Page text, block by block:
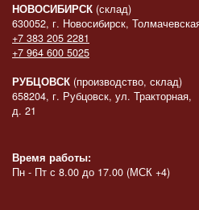
НОВОСИБИРСК (склад)
630052, г. Новосибирск,
+7 383 205 2281
+7 964 600 5025
РУБЦОВСК (производство, склад)
658204, г. Рубцовск, ул. Тракторная,
д. 21
Время работы:
Пн - Пт с 8.00 до 17.00 (МСК +4)